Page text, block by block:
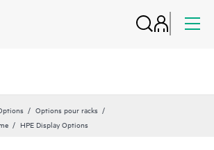
Options pour racks
HPE Display Options